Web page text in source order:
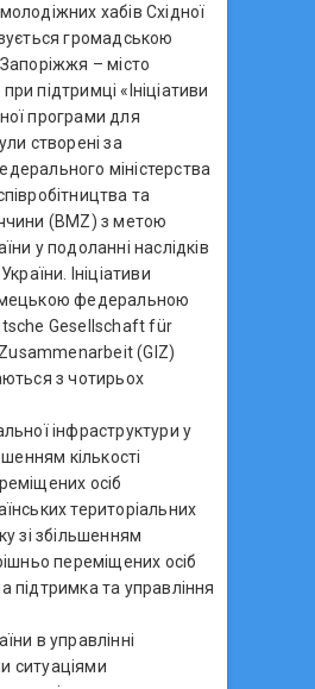
хабів Східної
громадською
– місто
підтримці «Ініціативи
програми для
створені за
міністерства
та
(BMZ) з метою
у подоланні наслідків
Ініціативи
федеральною
Gesellschaft für
(GIZ)
з чотирьох
інфраструктури у
кількості
осіб
територіальних
зі збільшенням
переміщених осіб
підтримка та управління
в управлінні
ситуаціями